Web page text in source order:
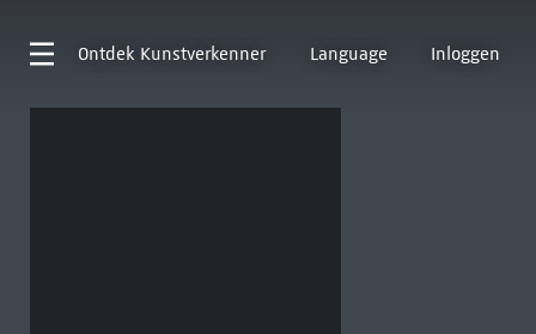
Ontdek Kunstverkenner Language Inloggen